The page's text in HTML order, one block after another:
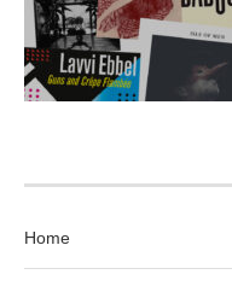
Home